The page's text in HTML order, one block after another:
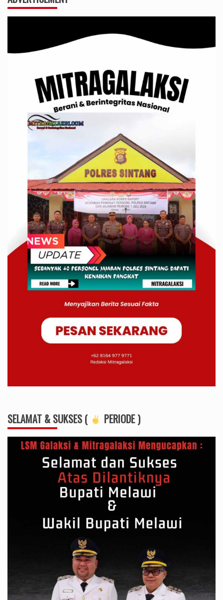
SELAMAT & SUKSES ( PERIODE )